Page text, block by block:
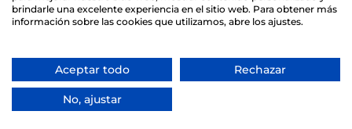
© 2026 Club Deportivo Básico San Ignacio Torrelodones
Sitio web creado y mantenido por especialistasweb.es
brindarle una excelente experiencia en el sitio web. Para obtener más
información sobre las cookies que utilizamos, abre los ajustes.
Aceptar todo Rechazar
No, ajustar